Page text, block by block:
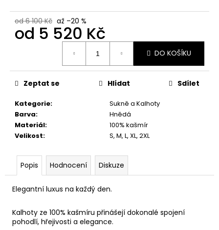
od 6 100 Kč až –20 %
od 5 520 Kč
DO KOŠÍKU
Kategorie:
Sukně a Kalhoty
Barva:
Hnědá
Materiál:
100% kašmír
Velikost: S, M, L, XL, 2XL
Zeptat se Hlídat Sdílet
Popis Hodnocení Diskuze
Elegantní luxus na každý den.
Kalhoty ze 100% kašmíru přinášejí dokonalé spojení
pohodlí, hřejivosti a elegance.
r
u
č
u
m
e